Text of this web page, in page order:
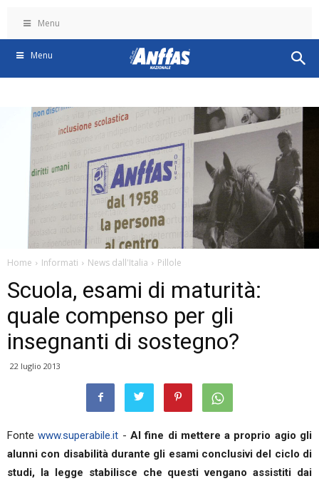
Menu
Menu
Home Informati News dall'Italia Pillole
Scuola, esami di maturità:
quale compenso per gli
insegnanti di sostegno?
22 luglio 2013
Fontewww.superabile.it - Al fine di mettere a proprio agio gli
alunni con disabilità durante gli esami conclusivi del ciclo di
studi, la legge stabilisce che questi vengano assistiti dai